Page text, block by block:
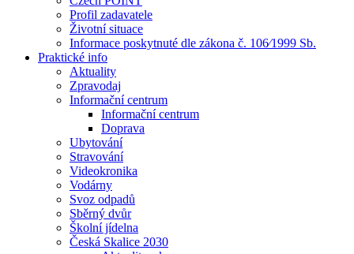
Profil zadavatele
Životní situace
Informace poskytnuté dle zákona č. 106⁄1999 Sb.
Praktické info
Aktuality
Zpravodaj
Informační centrum
Informační centrum
Doprava
Ubytování
Stravování
Videokronika
Vodárny
Svoz odpadů
Sběrný dvůr
Školní jídelna
Česká Skalice 2030